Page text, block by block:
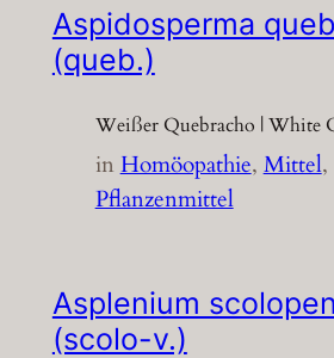
Aspidosperma
(queb.)
Weißer Quebracho | White
inHomöopathie, Mittel
Pflanzenmittel
Asplenium
(scolo-v.)